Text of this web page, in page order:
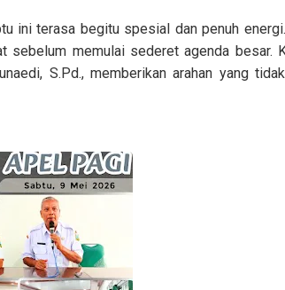
ini terasa begitu spesial dan penuh
memulai sederet agenda besar.
S.Pd., memberikan arahan yang